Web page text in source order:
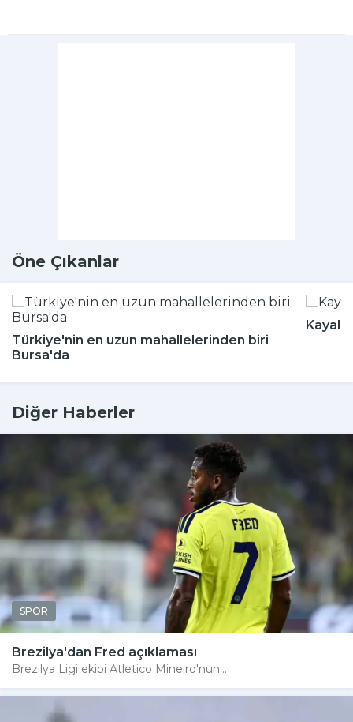
Öne Çıkanlar
Türkiye'nin en uzun mahallelerinden biri
Bursa'da
Diğer Haberler
SPOR
Brezilya'dan Fred açıklaması
Brezilya Ligi ekibi Atletico Mineiro'nun...